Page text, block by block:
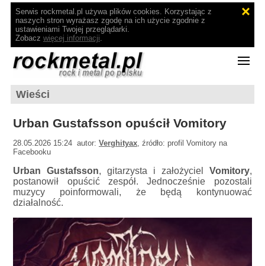
Serwis rockmetal.pl używa plików cookies. Korzystając z
naszych stron wyrażasz zgodę na ich użycie zgodnie z
ustawieniami Twojej przeglądarki.
Zobacz więcej informacji.
Wieści
Urban Gustafsson opuścił Vomitory
28.05.2026 15:24 autor:Verghityax, źródło: profil Vomitory na
Facebooku
Urban Gustafsson, gitarzysta i założyciel Vomitory,
postanowił opuścić zespół. Jednocześnie pozostali
muzycy poinformowali, że będą kontynuować
działalność.